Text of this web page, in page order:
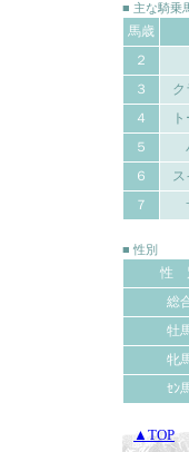
■ 主な騎乗
馬歳
２
３
ク
４
５
６
ス
７
■ 性別
性
総
牡
牝
ｾﾝ
▲TOP